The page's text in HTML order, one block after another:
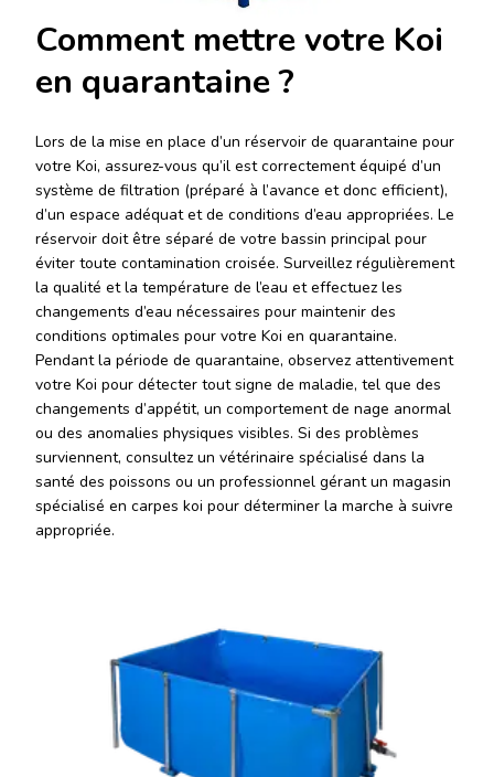
Comment mettre votre Koi
en quarantaine ?
Lors de la mise en place d’un réservoir de quarantaine pour
votre Koi, assurez-vous qu’il est correctement équipé d’un
système de filtration (préparé à l’avance et donc efficient),
d’un espace adéquat et de conditions d’eau appropriées. Le
réservoir doit être séparé de votre bassin principal pour
éviter toute contamination croisée. Surveillez régulièrement
la qualité et la température de l’eau et effectuez les
changements d’eau nécessaires pour maintenir des
conditions optimales pour votre Koi en quarantaine.
Pendant la période de quarantaine, observez attentivement
votre Koi pour détecter tout signe de maladie, tel que des
changements d’appétit, un comportement de nage anormal
ou des anomalies physiques visibles. Si des problèmes
surviennent, consultez un vétérinaire spécialisé dans la
santé des poissons ou un professionnel gérant un magasin
spécialisé en carpes koi pour déterminer la marche à suivre
appropriée.